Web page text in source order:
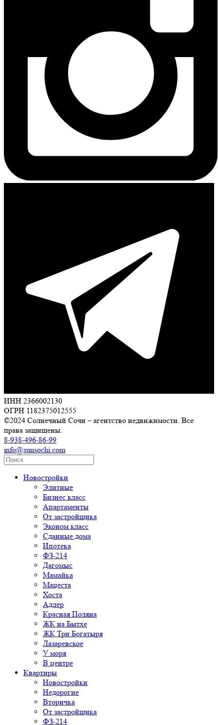
ИНН 2366002130
ОГРН 1182375012555
©2024 Солнечный Сочи – агентство недвижимости. Все
права защищены.
8-938-496-86-99
info@sunsochi.com
Новостройки
Элитные
Бизнес класс
Апартаменты
От застройщика
Эконом класс
Сданные дома
Ипотека
ФЗ-214
Дагомыс
Мамайка
Мацеста
Хоста
Адлер
Красная Поляна
ЖК на Бытхе
ЖК Три Богатыря
Лазаревское
У моря
В центре
Квартиры
Новостройки
Недорогие
Вторичка
От застройщика
ФЗ-214